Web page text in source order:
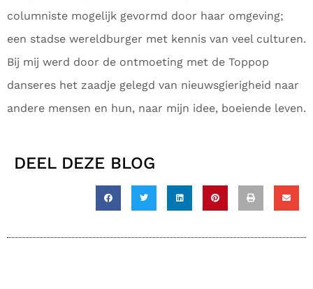
columniste mogelijk gevormd door haar omgeving;
een stadse wereldburger met kennis van veel culturen.
Bij mij werd door de ontmoeting met de Toppop
danseres het zaadje gelegd van nieuwsgierigheid naar
andere mensen en hun, naar mijn idee, boeiende leven.
DEEL DEZE BLOG